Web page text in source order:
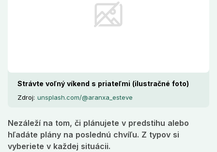
Strávte voľný víkend s priateľmi (ilustračné foto)
Zdroj: unsplash.com/@aranxa_esteve
Nezáleží na tom, či plánujete v predstihu alebo
hľadáte plány na poslednú chvíľu. Z typov si
vyberiete v každej situácii.